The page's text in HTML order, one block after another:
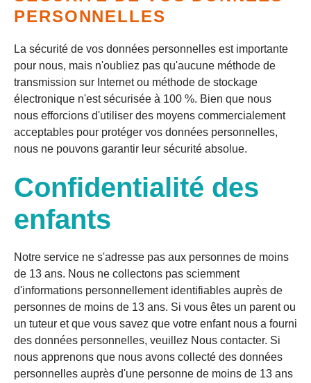
PERSONNELLES
La sécurité de vos données personnelles est importante
pour nous, mais n'oubliez pas qu'aucune méthode de
transmission sur Internet ou méthode de stockage
électronique n'est sécurisée à 100 %. Bien que nous
nous efforcions d'utiliser des moyens commercialement
acceptables pour protéger vos données personnelles,
nous ne pouvons garantir leur sécurité absolue.
Confidentialité des
enfants
Notre service ne s'adresse pas aux personnes de moins
de 13 ans. Nous ne collectons pas sciemment
d'informations personnellement identifiables auprès de
personnes de moins de 13 ans. Si vous êtes un parent ou
un tuteur et que vous savez que votre enfant nous a fourni
des données personnelles, veuillez Nous contacter. Si
nous apprenons que nous avons collecté des données
personnelles auprès d'une personne de moins de 13 ans